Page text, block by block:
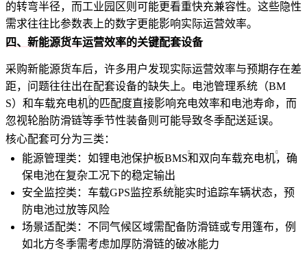
的转弯半径，而工业园区则可能更看重快充兼容性。这些隐性
需求往往比参数表上的数字更能影响实际运营效率。
四、新能源货车运营效率的关键配套设备
采购新能源货车后，许多用户发现实际运营效率与预期存在差
距，问题往往出在配套设备的缺失上。电池管理系统（BM
S）和车载充电机的匹配度直接影响充电效率和电池寿命，而
忽视轮胎防滑链等季节性装备则可能导致冬季配送延误。
核心配套可分为三类：
能源管理类：如锂电池保护板BMS和双向车载充电机，确
保电池在复杂工况下的稳定输出
安全监控类： 车载GPS监控系统能实时追踪车辆状态，预
防电池过放等风险
场景适配类：不同气候区域需配备防滑链或专用篷布，例
如北方冬季需考虑加厚防滑链的破冰能力